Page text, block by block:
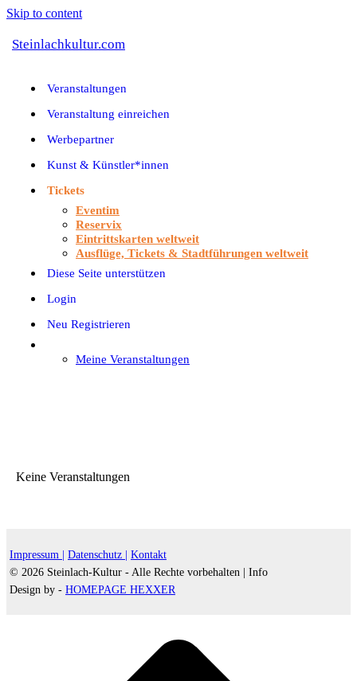
Skip to content
Steinlachkultur.com
Veranstaltungen
Veranstaltung einreichen
Werbepartner
Kunst & Künstler*innen
Tickets
Eventim
Reservix
Eintrittskarten weltweit
Ausflüge, Tickets & Stadtführungen weltweit
Diese Seite unterstützen
Login
Neu Registrieren
Meine Veranstaltungen
Keine Veranstaltungen
Impressum | Datenschutz |
Kontakt
© 2026 Steinlach-Kultur - Alle Rechte vorbehalten |
Info
Design by - HOMEPAGE HEXXER